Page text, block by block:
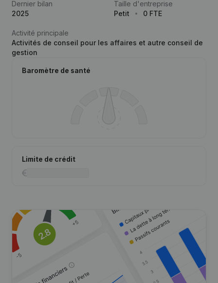
Dernier bilan
2025
Taille d'entreprise
Petit
0 FTE
Activité principale
Activités de conseil pour les affaires et autre conseil de
gestion
Baromètre de santé
Limite de crédit